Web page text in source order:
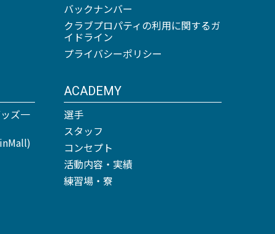
ズ一
ACADEMY
選手
スタッフ
コンセプト
活動内容・実績
練習場・寮
バックナンバー
クラブプロパティの利用に関するガ
イドライン
プライバシーポリシー